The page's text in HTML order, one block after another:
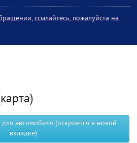
ссылайтесь, пожалуйста на
автомобиля (откроется в новой
вкладке)